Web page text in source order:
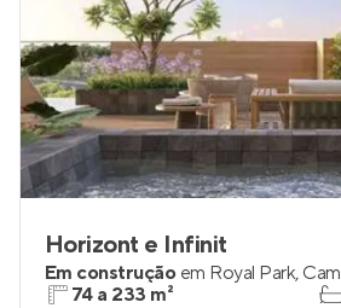
Horizont e Infinit
Em construção em Royal Park,
74 a 233 m²